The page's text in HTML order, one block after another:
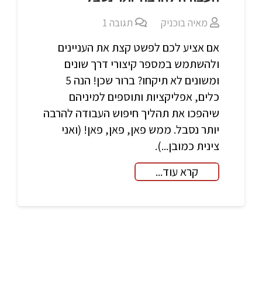
מאיה בוכניק תגובה1
אם אציע לכם לפשט קצת את העניינים
ולהשתמש במספר קיצורי דרך שונים
ומשונים לא תיקחו? ברור שכן! הנה 5
כלים, אפליקציות ותוספים למיניהם
שיהפכו את תהליך חיפוש העבודה להרבה
יותר נסבל. ממש פאן, פאן, פאן! (ואני
צינית כמובן...).
קרא עוד...